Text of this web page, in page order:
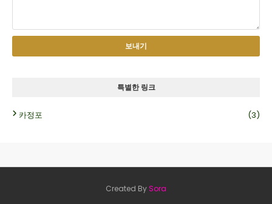
특별한 링크
카정포 (3)
Created By Sora